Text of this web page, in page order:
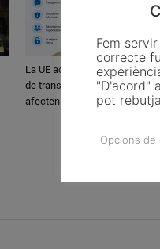
La UE activa les primeres
de transparència de la Llei
afecten els ajuntaments
Fem
correcte
"D'acord"
pot
Opcions de